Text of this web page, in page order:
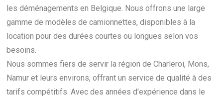
les déménagements en Belgique. Nous offrons une large
gamme de modèles de camionnettes, disponibles à la
location pour des durées courtes ou longues selon vos
besoins.
Nous sommes fiers de servir la région de Charleroi, Mons,
Namur et leurs environs, offrant un service de qualité à des
tarifs compétitifs. Avec des années d'expérience dans le